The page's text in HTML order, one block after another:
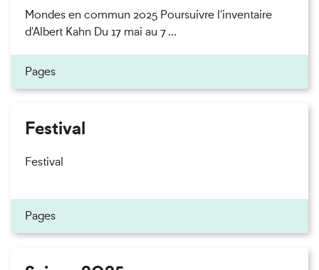
Mondes en commun 2025 Poursuivre l'inventaire
d'Albert Kahn Du 17 mai au 7 ...
Pages
Festival
Festival
Pages